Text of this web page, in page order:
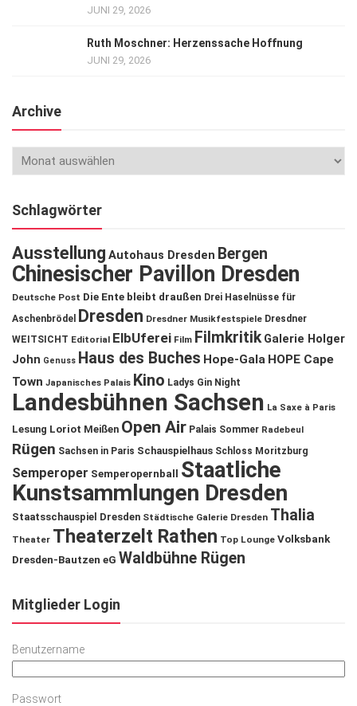
JUNI 29, 2026
Ruth Moschner: Herzenssache Hoffnung
JUNI 29, 2026
Archive
Schlagwörter
Ausstellung Autohaus Dresden Bergen
Chinesischer Pavillon Dresden
Deutsche Post Die Ente bleibt draußen Drei Haselnüsse für
Aschenbrödel Dresden Dresdner Musikfestspiele Dresdner
WEITSICHT Editorial ElbUferei Film Filmkritik Galerie Holger
John Genuss Haus des Buches Hope-Gala HOPE Cape
Town Japanisches Palais Kino Ladys Gin Night
Landesbühnen Sachsen La Saxe à Paris
Lesung Loriot Meißen Open Air Palais Sommer Radebeul
Rügen Sachsen in Paris Schauspielhaus Schloss Moritzburg
Semperoper Semperopernball
Staatliche
Kunstsammlungen Dresden
Staatsschauspiel Dresden Städtische Galerie Dresden Thalia
Theater Theaterzelt Rathen Top Lounge Volksbank
Dresden-Bautzen eG Waldbühne Rügen
Mitglieder Login
Benutzername
Passwort